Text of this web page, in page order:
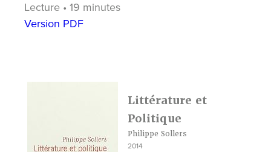
Lecture • 19 minutes
Version PDF
Littérature et
Politique
Philippe Sollers
2014